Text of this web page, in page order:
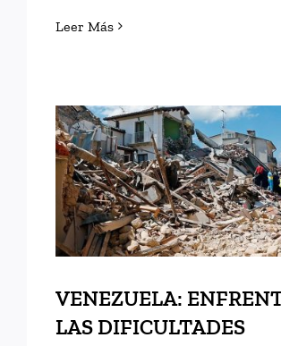
Leer Más
VENEZUELA:
LAS
VENEZUELA:
LAS DIFICULTADES